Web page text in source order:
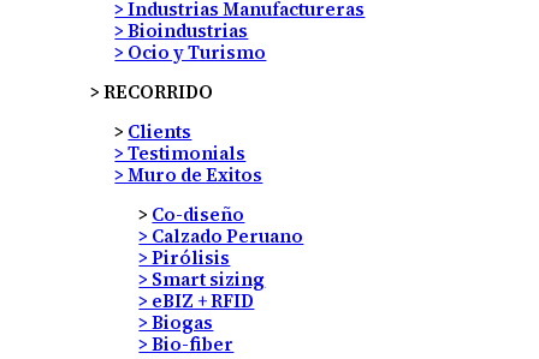
> Industrias Manufactureras
> Bioindustrias
> Ocio y Turismo
> RECORRIDO
> Clients
> Testimonials
> Muro de Exitos
> Co-diseño
> Calzado Peruano
> Pirólisis
> Smart sizing
> eBIZ + RFID
> Biogas
> Bio-fiber